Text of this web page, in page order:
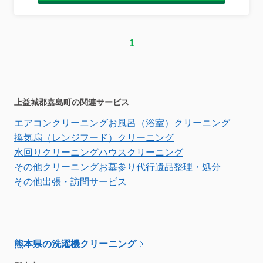
1
上益城郡嘉島町の関連サービス
エアコンクリーニングお風呂（浴室）クリーニング
換気扇（レンジフード）クリーニング
水回りクリーニングハウスクリーニング
その他クリーニングお墓参り代行遺品整理・処分
その他出張・訪問サービス
熊本県の洗濯機クリーニング